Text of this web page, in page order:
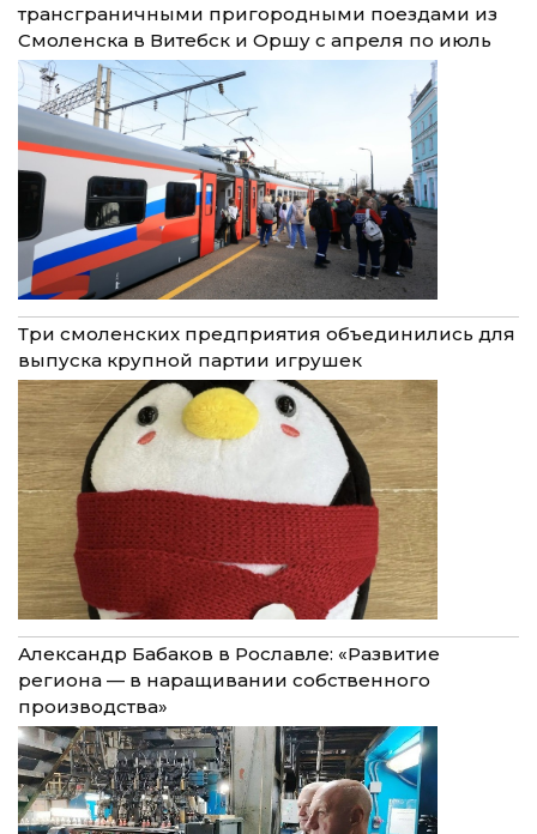
трансграничными пригородными поездами из
Смоленска в Витебск и Оршу с апреля по июль
Три смоленских предприятия объединились для
выпуска крупной партии игрушек
Александр Бабаков в Рославле: «Развитие
региона — в наращивании собственного
производства»